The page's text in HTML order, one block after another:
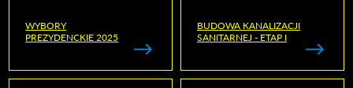
WYBORY
PREZYDENCKIE 2025
BUDOWA KANALIZACJI
SANITARNEJ - ETAP I